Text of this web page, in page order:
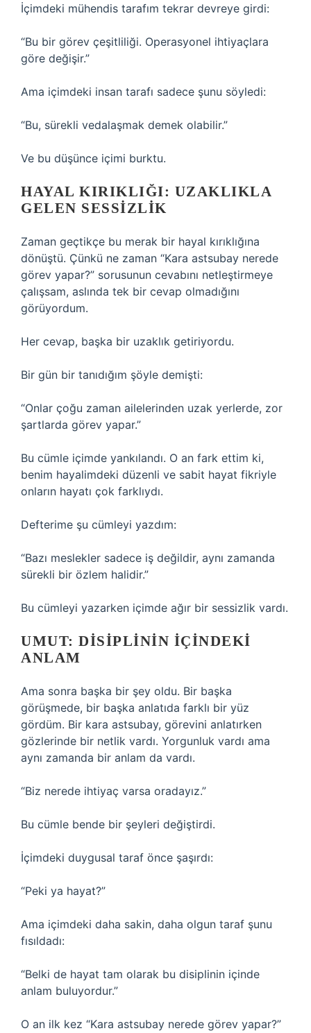
İçimdeki mühendis tarafım tekrar devreye girdi:
“Bu bir görev çeşitliliği. Operasyonel ihtiyaçlara
göre değişir.”
Ama içimdeki insan tarafı sadece şunu söyledi:
“Bu, sürekli vedalaşmak demek olabilir.”
Ve bu düşünce içimi burktu.
HAYAL KIRIKLIĞI: UZAKLIKLA
GELEN SESSIZLIK
Zaman geçtikçe bu merak bir hayal kırıklığına
dönüştü. Çünkü ne zaman “Kara astsubay nerede
görev yapar?” sorusunun cevabını netleştirmeye
çalışsam, aslında tek bir cevap olmadığını
görüyordum.
Her cevap, başka bir uzaklık getiriyordu.
Bir gün bir tanıdığım şöyle demişti:
“Onlar çoğu zaman ailelerinden uzak yerlerde, zor
şartlarda görev yapar.”
Bu cümle içimde yankılandı. O an fark ettim ki,
benim hayalimdeki düzenli ve sabit hayat fikriyle
onların hayatı çok farklıydı.
Defterime şu cümleyi yazdım:
“Bazı meslekler sadece iş değildir, aynı zamanda
sürekli bir özlem halidir.”
Bu cümleyi yazarken içimde ağır bir sessizlik vardı.
UMUT: DISIPLININ İÇINDEKI
ANLAM
Ama sonra başka bir şey oldu. Bir başka
görüşmede, bir başka anlatıda farklı bir yüz
gördüm. Bir kara astsubay, görevini anlatırken
gözlerinde bir netlik vardı. Yorgunluk vardı ama
aynı zamanda bir anlam da vardı.
“Biz nerede ihtiyaç varsa oradayız.”
Bu cümle bende bir şeyleri değiştirdi.
İçimdeki duygusal taraf önce şaşırdı:
“Peki ya hayat?”
Ama içimdeki daha sakin, daha olgun taraf şunu
fısıldadı:
“Belki de hayat tam olarak bu disiplinin içinde
anlam buluyordur.”
O an ilk kez “Kara astsubay nerede görev yapar?”